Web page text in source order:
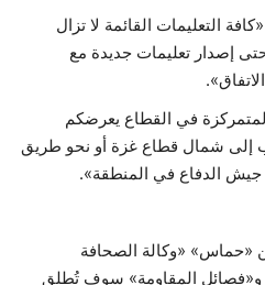
التعليمات القائمة لا تزال
إصدار تعليمات جديدة مع
في القطاع يعرضكم
إلى شمال قطاع غزة أو نحو طريق
الدفاع في المنطقة».
«وكالة الصحافة
و«فصائل المقاومة» سوف تُطلق